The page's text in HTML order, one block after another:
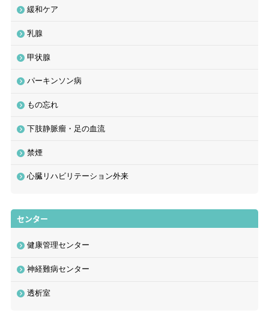
緩和ケア
乳腺
甲状腺
パーキンソン病
もの忘れ
下肢静脈瘤・足の血流
禁煙
心臓リハビリテーション外来
センター
健康管理センター
神経難病センター
透析室